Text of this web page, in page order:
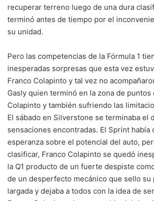
recuperar terreno luego de una dura
terminó antes de tiempo por el
su unidad.
Pero las competencias de la Fórmula 1
inesperadas sorpresas que esta vez
Franco Colapinto y tal vez no
Gasly quien terminó en la zona de puntos
Colapinto y también sufriendo las
El sábado en Silverstone se terminaba el
sensaciones encontradas. El Sprint había
esperanza sobre el potencial del auto,
clasificar, Franco Colapinto se quedó
la Q1 producto de un fuerte despiste
de un desperfecto mecánico que sello su
largada y dejaba a todos con la idea de